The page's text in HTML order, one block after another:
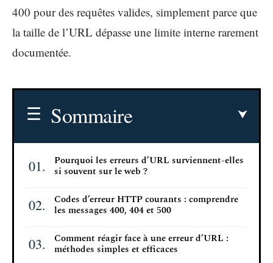
400 pour des requêtes valides, simplement parce que
la taille de l’URL dépasse une limite interne rarement
documentée.
Sommaire
Pourquoi les erreurs d’URL surviennent-elles
si souvent sur le web ?
Codes d’erreur HTTP courants : comprendre
les messages 400, 404 et 500
Comment réagir face à une erreur d’URL :
méthodes simples et efficaces